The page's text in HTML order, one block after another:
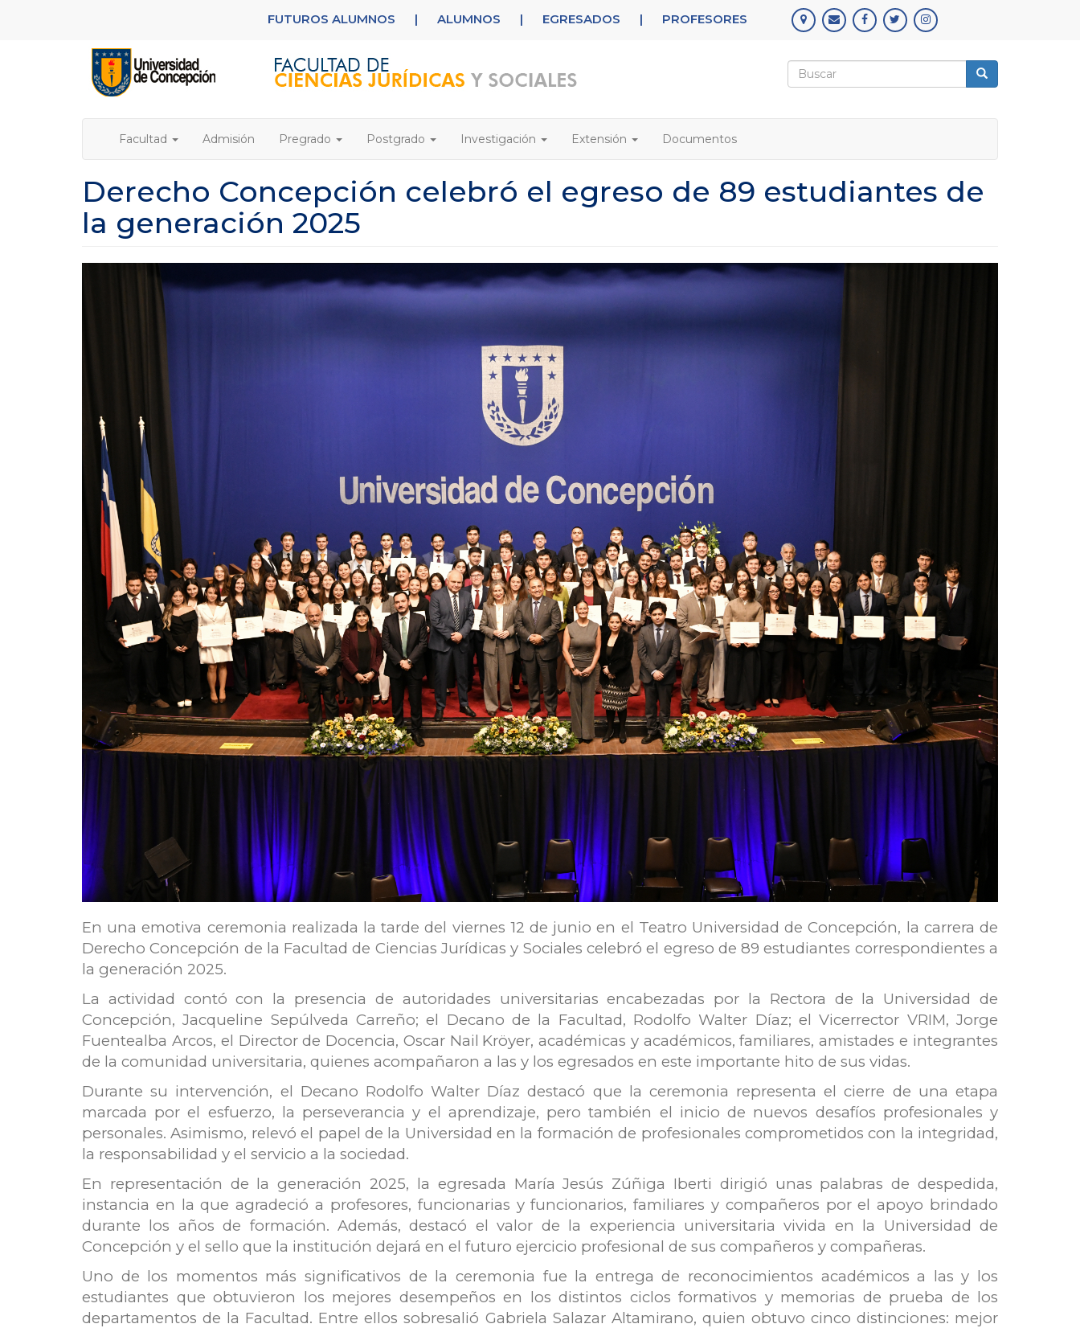
FUTUROS ALUMNOS | ALUMNOS | EGRESADOS | PROFESORES
Formulario
búsqueda
Facultad Admisión Pregrado Postgrado Investigación Extensión Documentos
Derecho Concepción celebró el egreso de 89 estudiantes de
la generación 2025
En una emotiva ceremonia realizada la tarde del viernes 12 de junio en el Teatro Universidad de Concepción, la carrera de
Derecho Concepción de la Facultad de Ciencias Jurídicas y Sociales celebró el egreso de 89 estudiantes correspondientes a
la generación 2025.
La actividad contó con la presencia de autoridades universitarias encabezadas por la Rectora de la Universidad de
Concepción, Jacqueline Sepúlveda Carreño; el Decano de la Facultad, Rodolfo Walter Díaz; el Vicerrector VRIM, Jorge
Fuentealba Arcos, el Director de Docencia, Oscar Nail Kröyer, académicas y académicos, familiares, amistades e integrantes
de la comunidad universitaria, quienes acompañaron a las y los egresados en este importante hito de sus vidas.
Durante su intervención, el Decano Rodolfo Walter Díaz destacó que la ceremonia representa el cierre de una etapa
marcada por el esfuerzo, la perseverancia y el aprendizaje, pero también el inicio de nuevos desafíos profesionales y
personales. Asimismo, relevó el papel de la Universidad en la formación de profesionales comprometidos con la integridad,
la responsabilidad y el servicio a la sociedad.
En representación de la generación 2025, la egresada María Jesús Zúñiga Iberti dirigió unas palabras de despedida,
instancia en la que agradeció a profesores, funcionarias y funcionarios, familiares y compañeros por el apoyo brindado
durante los años de formación. Además, destacó el valor de la experiencia universitaria vivida en la Universidad de
Concepción y el sello que la institución dejará en el futuro ejercicio profesional de sus compañeros y compañeras.
Uno de los momentos más significativos de la ceremonia fue la entrega de reconocimientos académicos a las y los
estudiantes que obtuvieron los mejores desempeños en los distintos ciclos formativos y memorias de prueba de los
departamentos de la Facultad. Entre ellos sobresalió Gabriela Salazar Altamirano, quien obtuvo cinco distinciones: mejor